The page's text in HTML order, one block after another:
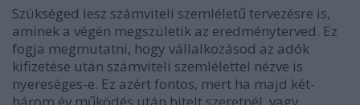
Szükséged lesz számviteli szemléletű tervezésre is,
aminek a végén megszületik az eredményterved. Ez
fogja megmutatni, hogy vállalkozásod az adók
kifizetése után számviteli szemlélettel nézve is
nyereséges-e. Ez azért fontos, mert ha majd két-